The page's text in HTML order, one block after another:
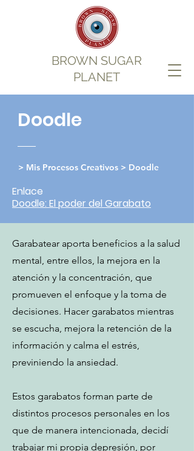
BROWN SUGAR
PLANET
Doodle
> Mis Procesos Creativos > Doodle
Enlace
Doodle: El poder del Garabato
Garabatear aporta beneficios a la salud
mental, entre ellos, la mejora en la
atención y la concentración, que
promueven el enfoque y la toma de
decisiones. Hacer garabatos mientras
se escucha, mejora la retención de la
información y calma el estrés,
previniendo la ansiedad.
Estos garabatos forman parte de
distintos procesos personales en los
que de manera intencionada, decidí
trabajar mi propia depresión, por